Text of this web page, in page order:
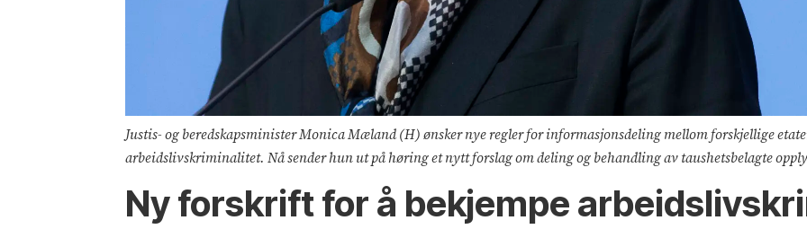
Justis- og beredskapsminister Monica Mæland (H) ønsker nye regler for informasjonsdeling mellom forskjellige
arbeidslivskriminalitet. Nå sender hun ut på høring et nytt forslag om deling og behandling av taushetsbelagte
Ny forskrift for å bekjempe